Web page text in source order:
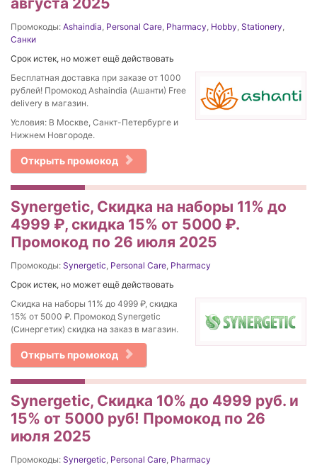
Промокоды: Ashaindia, Personal Care, Pharmacy, Hobby, Stationery,
Санки
Срок истек, но может ещё действовать
Бесплатная доставка при заказе от 1000
рублей! Промокод Ashaindia (Ашанти) Free
delivery в магазин.
Условия: В Москве, Санкт-Петербурге и
Нижнем Новгороде.
Открыть промокод
Synergetic, Скидка на наборы 11% до
4999 ₽, скидка 15% от 5000 ₽.
Промокод по 26 июля 2025
Промокоды: Synergetic, Personal Care, Pharmacy
Срок истек, но может ещё действовать
Скидка на наборы 11% до 4999 ₽, скидка
15% от 5000 ₽. Промокод Synergetic
(Синергетик) скидка на заказ в магазин.
Открыть промокод
Synergetic, Скидка 10% до 4999 руб. и
15% от 5000 руб! Промокод по 26
июля 2025
Промокоды: Synergetic, Personal Care, Pharmacy